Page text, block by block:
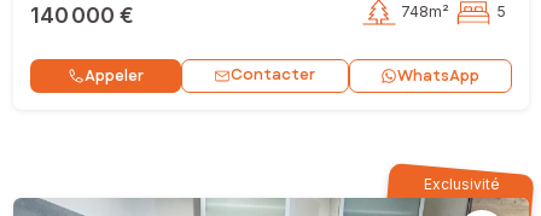
140 000 € 748m² 5
Appeler Contacter WhatsApp
Exclusivité